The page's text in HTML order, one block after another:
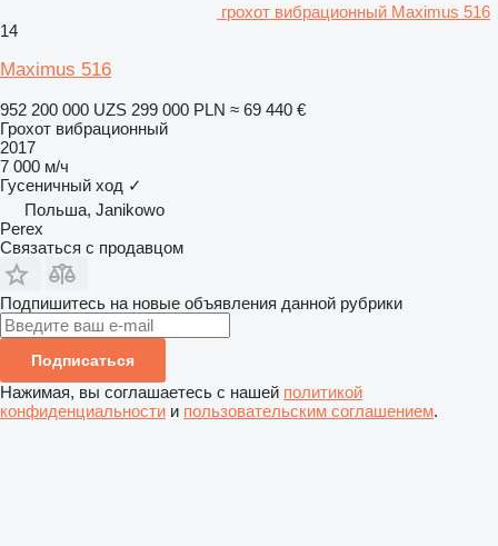
грохот вибрационный Maximus 516
14
Maximus 516
952 200 000 UZS 299 000 PLN ≈ 69 440 €
Грохот вибрационный
2017
7 000 м/ч
Гусеничный ход ✓
Польша, Janikowo
Perex
Связаться с продавцом
Подпишитесь на новые объявления данной рубрики
Подписаться
Нажимая, вы соглашаетесь с нашей политикой
конфиденциальности и пользовательским соглашением.